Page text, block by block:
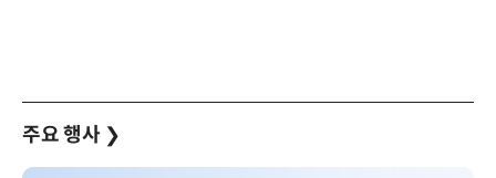
주요 행사 ❯